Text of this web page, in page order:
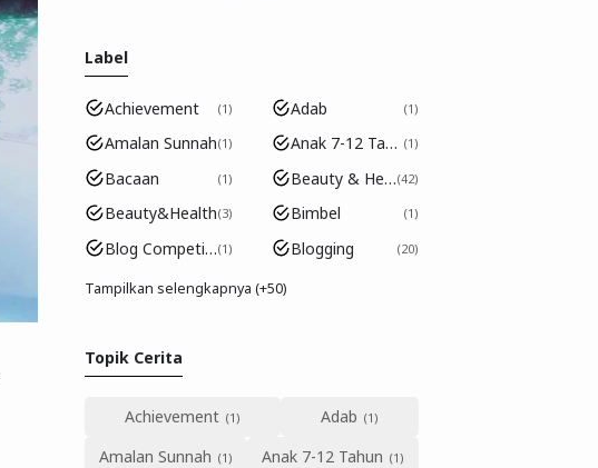
Label
Achievement 1 Adab 1
Amalan Sunnah 1 Anak 7-12 Tahun 1
Bacaan 1 Beauty & Health 42
Beauty&Health 3 Bimbel 1
Blog Competition 1 Blogging 20
Tampilkan selengkapnya (+50)
Topik Cerita
Achievement
Adab
Amalan Sunnah
Anak 7-12 Tahun